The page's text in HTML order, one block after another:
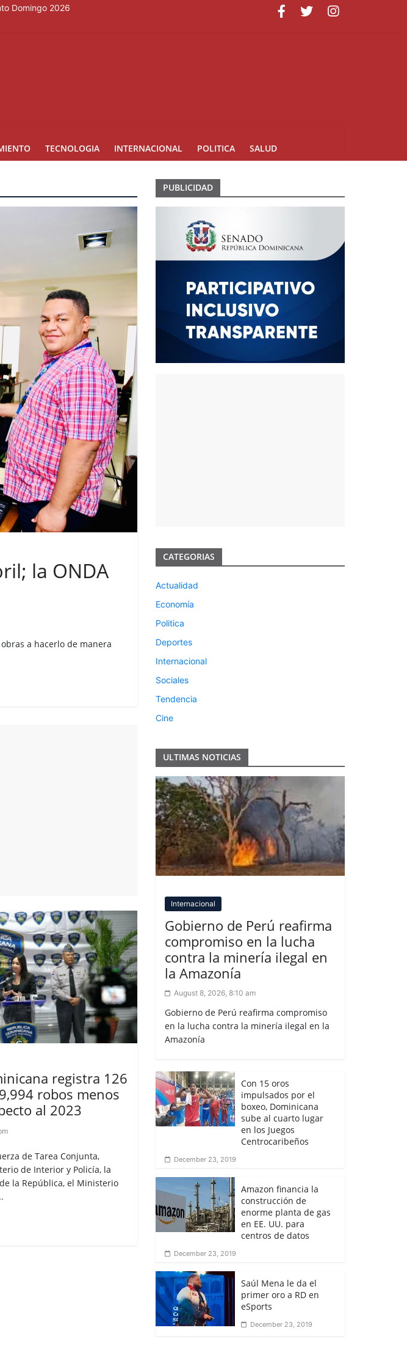
Domingo 2026
TECNOLOGIA INTERNACIONAL POLITICA SALUD
la ONDA
a hacerlo de manera
registra 126
robos menos
al 2023
de Tarea Conjunta,
de Interior y Policía, la
la República, el Ministerio
PUBLICIDAD
CATEGORIAS
Actualidad
Economía
Politica
Deportes
Internacional
Sociales
Tendencia
Cine
ULTIMAS NOTICIAS
Internacional
Gobierno de Perú reafirma
compromiso en la lucha
contra la minería ilegal en
la Amazonía
August 8, 2026, 8:10 am
Gobierno de Perú reafirma compromiso
en la lucha contra la minería ilegal en la
Amazonía
Con 15 oros
impulsados por el
boxeo, Dominicana
sube al cuarto lugar
en los Juegos
Centrocaribeños
December 23, 2019
Amazon financia la
construcción de
enorme planta de gas
en EE. UU. para
centros de datos
December 23, 2019
Saúl Mena le da el
primer oro a RD en
eSports
December 23, 2019